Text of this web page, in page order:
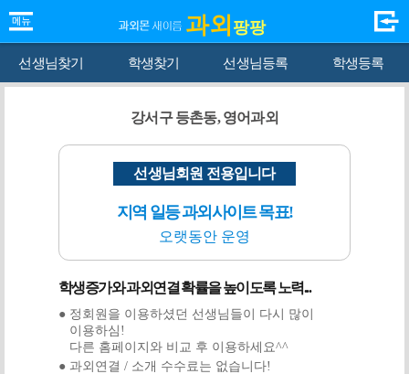
과외 팡팡
선생님찾기 학생찾기 선생님등록 학생등록
강서구 등촌동, 영어과외
선생님회원 전용입니다
지역 일등 과외사이트 목표!
오랫동안 운영
학생증가와 과외연결 확률을 높이도록 노력...
● 정회원을 이용하셨던 선생님들이 다시 많이
이용하심!
다른 홈페이지와 비교 후 이용하세요^^
● 과외연결 / 소개 수수료는 없습니다!